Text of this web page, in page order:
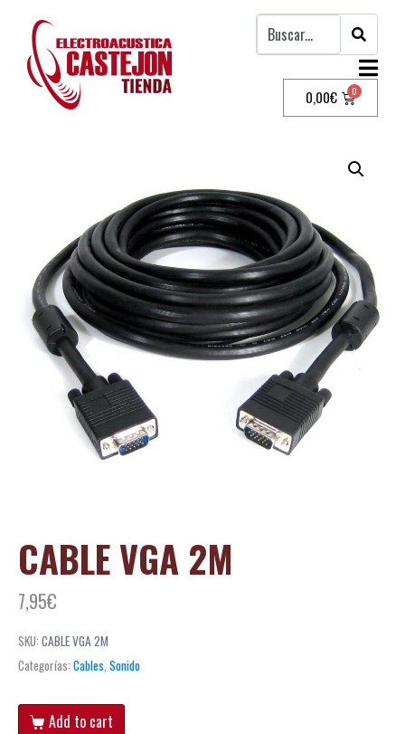
0,00€
CABLE VGA 2M
7,95€
SKU: CABLE VGA 2M
Categorías: Cables Sonido
Add to cart